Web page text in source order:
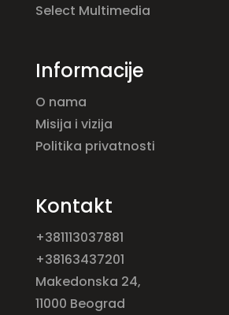
Select Multimedia
Informacije
O nama
Misija i vizija
Politika privatnosti
Kontakt
+381113037881
+38163437201
Makedonska 24,
11000 Beograd